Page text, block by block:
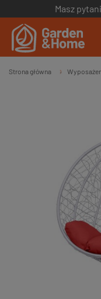
Masz
Strona główna »